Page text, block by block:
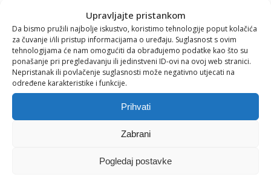
Upravljajte pristankom
Da bismo pružili najbolje iskustvo, koristimo tehnologije poput kolačića
za čuvanje i/ili pristup informacijama o uređaju. Suglasnost s ovim
tehnologijama će nam omogućiti da obrađujemo podatke kao što su
ponašanje pri pregledavanju ili jedinstveni ID-ovi na ovoj web stranici.
Nepristanak ili povlačenje suglasnosti može negativno utjecati na
određene karakteristike i funkcije.
Prihvati
Zabrani
Pogledaj postavke
VODENI TRIO 3: EVA filter za
vodu 12 L + EVA Ultimate tuš
glava + AceBio+ vrč za filtriranje
vode
Pobrinite se za zdravlje cijele obitelji uz
potrebno za svakodnevnu konzumaciju i